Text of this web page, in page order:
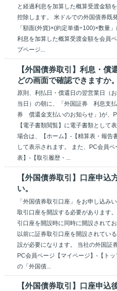
と経過利息を加算した概算受渡金額
控除します。 米ドルでの外国債券既
「額面(外貨)×(約定単価÷100)×数量
利息を加算した概算受渡金額を会員
プページ...
【外国債券取引】利息・償
どの画面で確認できますか。
原則、利払日・償還日の翌営業日（
当日）の朝に、「外国証券 利息支
券 償還金支払いのお知らせ」)が、
【電子書類閲覧】に電子書類として
場合は、【ホーム】-【精算表・報告
して表示されます。 また、PC会員
表】-【取引履歴・...
【外国債券取引】口座申込
い。
「外国債券取引口座」をお申し込み
取引口座を開設する必要があります
引口座を開設時に同時に開設されて
以前に証券取引口座を開設されてい
設が必要になります。 当社の外国証
PC会員ページ【マイページ】-【トッ
の「外国債...
【外国債券取引】口座申込